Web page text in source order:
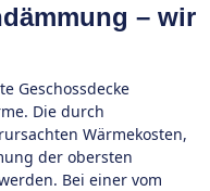
– wir
Geschossdecke
Die durch
Wärmekosten,
der obersten
Bei einer vom